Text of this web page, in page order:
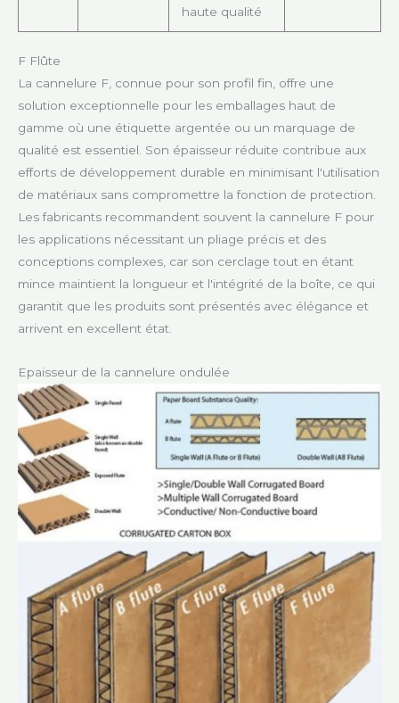
haute qualité
F Flûte
La cannelure F, connue pour son profil fin, offre une
solution exceptionnelle pour les emballages haut de
gamme où une étiquette argentée ou un marquage de
qualité est essentiel. Son épaisseur réduite contribue aux
efforts de développement durable en minimisant l'utilisation
de matériaux sans compromettre la fonction de protection.
Les fabricants recommandent souvent la cannelure F pour
les applications nécessitant un pliage précis et des
conceptions complexes, car son cerclage tout en étant
mince maintient la longueur et l'intégrité de la boîte, ce qui
garantit que les produits sont présentés avec élégance et
arrivent en excellent état.
Epaisseur de la cannelure ondulée